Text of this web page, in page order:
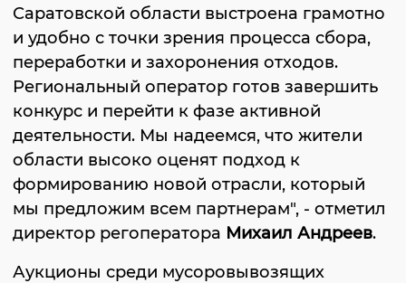
Саратовской области выстроена грамотно
и удобно с точки зрения процесса сбора,
переработки и захоронения отходов.
Региональный оператор готов завершить
конкурс и перейти к фазе активной
деятельности. Мы надеемся, что жители
области высоко оценят подход к
формированию новой отрасли, который
мы предложим всем партнерам", - отметил
директор регоператора Михаил Андреев.
Аукционы среди мусоровывозящих